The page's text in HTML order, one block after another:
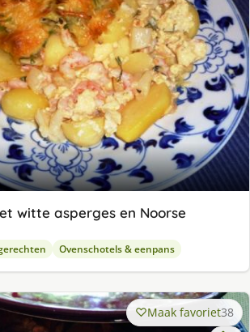
witte asperges en Noorse
Ovenschotels & eenpans
Maak favoriet38